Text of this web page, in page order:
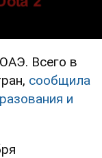
Всего в
сообщила
и